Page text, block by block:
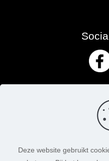
Deze website gebruikt